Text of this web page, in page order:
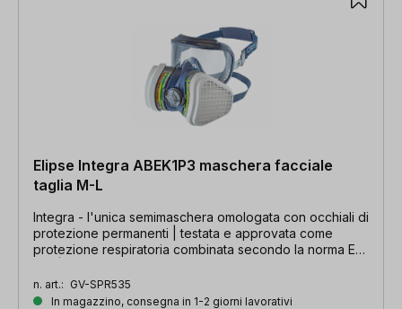
Elipse Integra ABEK1P3 maschera facciale
taglia M-L
Integra - l'unica semimaschera omologata con occhiali di
protezione permanenti | testata e approvata come
protezione respiratoria combinata secondo la norma EN
n. art.: GV-SPR535
In magazzino, consegna in 1-2 giorni lavorativi